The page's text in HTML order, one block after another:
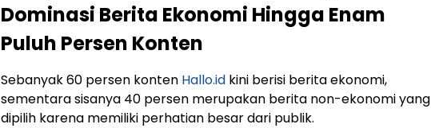
Dominasi Berita Ekonomi Hingga Enam
Puluh Persen Konten
Sebanyak 60 persen konten Hallo.id kini berisi berita ekonomi,
sementara sisanya 40 persen merupakan berita non-ekonomi yang
dipilih karena memiliki perhatian besar dari publik.